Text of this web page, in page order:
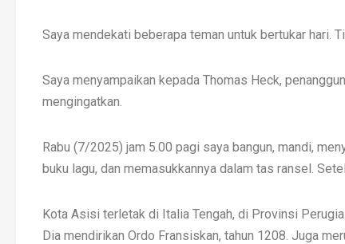
Saya mendekati beberapa teman untuk bertukar hari.
Saya menyampaikan kepada Thomas Heck,
mengingatkan.
Rabu (7/2025) jam 5.00 pagi saya bangun, mandi,
buku lagu, dan memasukkannya dalam tas ransel.
Kota Asisi terletak di Italia Tengah, di Provinsi
Dia mendirikan Ordo Fransiskan, tahun 1208. Juga